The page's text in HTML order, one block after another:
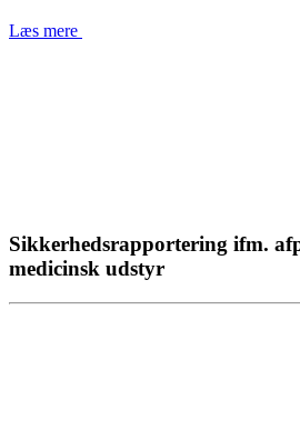
Læs mere
Sikkerhedsrapportering ifm.
medicinsk udstyr